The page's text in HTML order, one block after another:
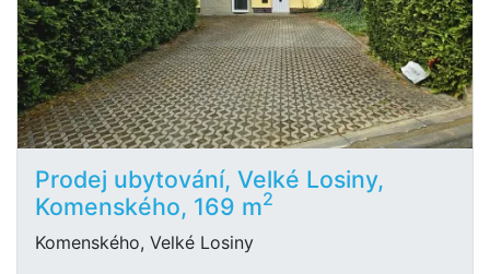
Prodej ubytování, Velké Losiny,
Komenského, 169 m2
Komenského, Velké Losiny